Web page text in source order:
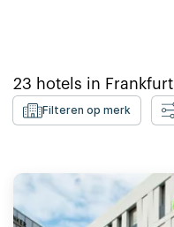
23 hotels in Frankfurt
Filteren op merk